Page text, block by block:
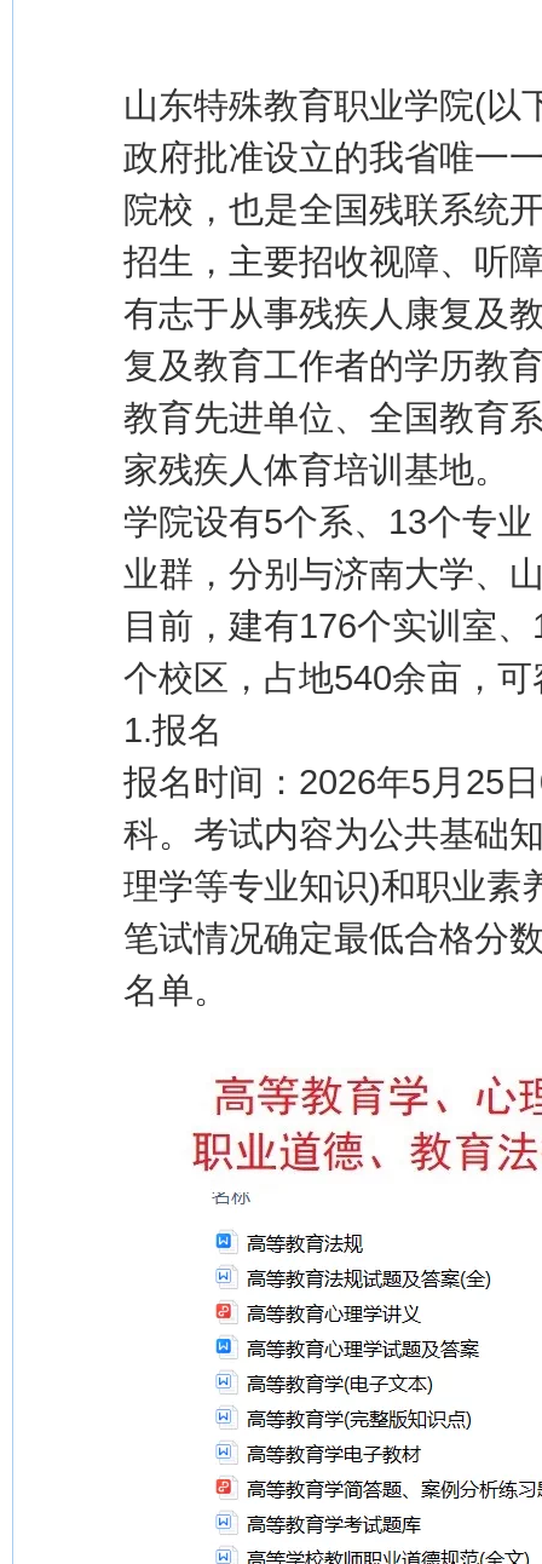
山东特殊教育职业学院(以
政府批准设立的我省唯一
院校，也是全国残联系统
招生，主要招收视障、听
有志于从事残疾人康复及
复及教育工作者的学历教
教育先进单位、全国教育
家残疾人体育培训基地。
学院设有5个系、13个专
业群，分别与济南大学、
目前，建有176个实训室
个校区，占地540余亩，
1.报名
报名时间：2026年5月25
科。考试内容为公共基础
理学等专业知识)和职业素
笔试情况确定最低合格分
名单。